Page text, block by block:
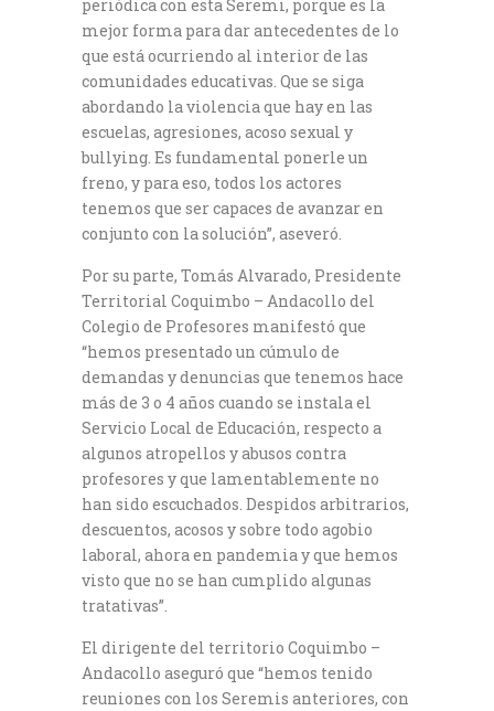
periódica con esta Seremi, porque es la
mejor forma para dar antecedentes de lo
que está ocurriendo al interior de las
comunidades educativas. Que se siga
abordando la violencia que hay en las
escuelas, agresiones, acoso sexual y
bullying. Es fundamental ponerle un
freno, y para eso, todos los actores
tenemos que ser capaces de avanzar en
conjunto con la solución”, aseveró.
Por su parte, Tomás Alvarado, Presidente
Territorial Coquimbo – Andacollo del
Colegio de Profesores manifestó que
“hemos presentado un cúmulo de
demandas y denuncias que tenemos hace
más de 3 o 4 años cuando se instala el
Servicio Local de Educación, respecto a
algunos atropellos y abusos contra
profesores y que lamentablemente no
han sido escuchados. Despidos arbitrarios,
descuentos, acosos y sobre todo agobio
laboral, ahora en pandemia y que hemos
visto que no se han cumplido algunas
tratativas”.
El dirigente del territorio Coquimbo –
Andacollo aseguró que “hemos tenido
reuniones con los Seremis anteriores, con